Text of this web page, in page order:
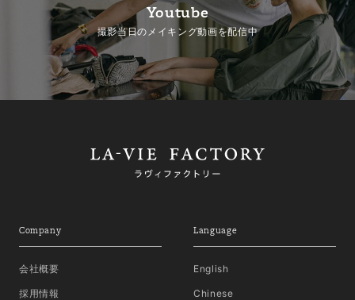
Youtube
撮影当日のメイキング動画を配信中
Company
会社概要
採用情報
Language
English
Chinese